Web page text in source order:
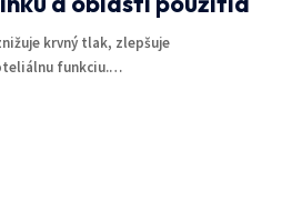
krvný tlak, zlepšuje
funkciu.…